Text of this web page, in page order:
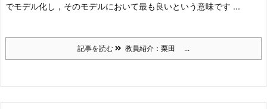
でモデル化し，そのモデルにおいて最も良いという意味です ...
記事を読む 教員紹介：栗田 ...